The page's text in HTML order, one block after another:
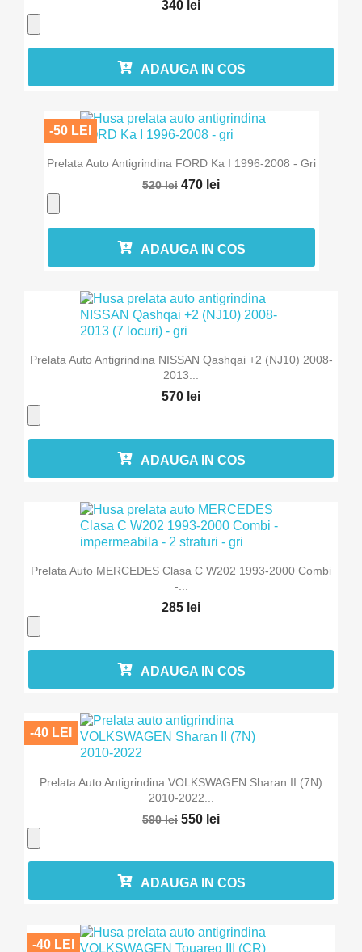
340 lei
ADAUGA IN COS
Prelata Auto Antigrindina FORD Ka I 1996-2008 - Gri
520 lei 470 lei
-50 LEI
ADAUGA IN COS
Prelata Auto Antigrindina NISSAN Qashqai +2 (NJ10) 2008-
2013...
570 lei
ADAUGA IN COS
Prelata Auto MERCEDES Clasa C W202 1993-2000 Combi
-...
285 lei
ADAUGA IN COS
Prelata Auto Antigrindina VOLKSWAGEN Sharan II (7N)
2010-2022...
590 lei 550 lei
-40 LEI
ADAUGA IN COS
-40 LEI